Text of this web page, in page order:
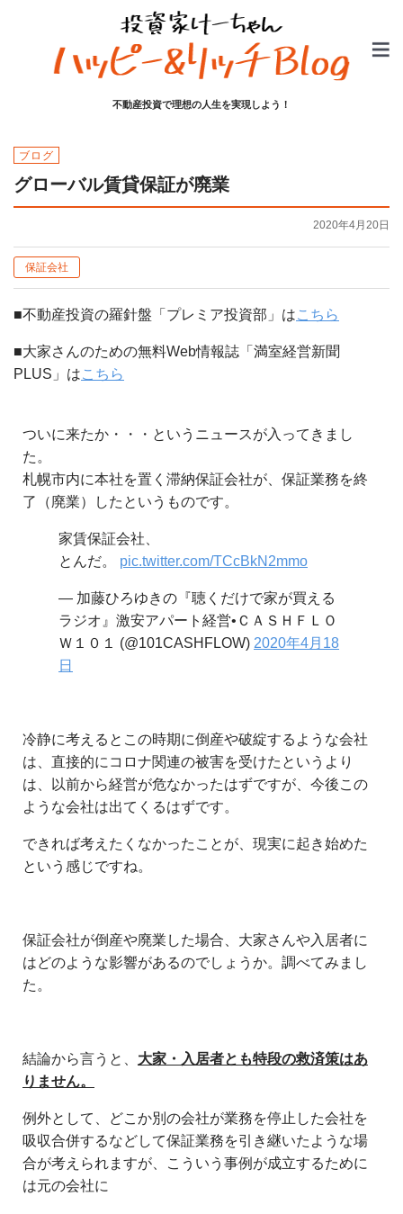
不動産投資で理想の人生を実現しよう！
ブログ
グローバル賃貸保証が廃業
2020年4月20日
保証会社
■不動産投資の羅針盤「プレミア投資部」はこちら
■大家さんのための無料Web情報誌「満室経営新聞
PLUS」はこちら
ついに来たか・・・というニュースが入ってきまし
た。
札幌市内に本社を置く滞納保証会社が、保証業務を終
了（廃業）したというものです。
家賃保証会社、
とんだ。 pic.twitter.com/TCcBkN2mmo
— 加藤ひろゆきの『聴くだけで家が買える
ラジオ』激安アパート経営•ＣＡＳＨＦＬＯ
Ｗ１０１ (@101CASHFLOW) 2020年4月18
日
冷静に考えるとこの時期に倒産や破綻するような会社
は、直接的にコロナ関連の被害を受けたというより
は、以前から経営が危なかったはずですが、今後この
ような会社は出てくるはずです。
できれば考えたくなかったことが、現実に起き始めた
という感じですね。
保証会社が倒産や廃業した場合、大家さんや入居者に
はどのような影響があるのでしょうか。調べてみまし
た。
結論から言うと、 大家・入居者とも特段の救済策はあ
りません。
例外として、どこか別の会社が業務を停止した会社を
吸収合併するなどして保証業務を引き継いたような場
合が考えられますが、こういう事例が成立するために
は元の会社に